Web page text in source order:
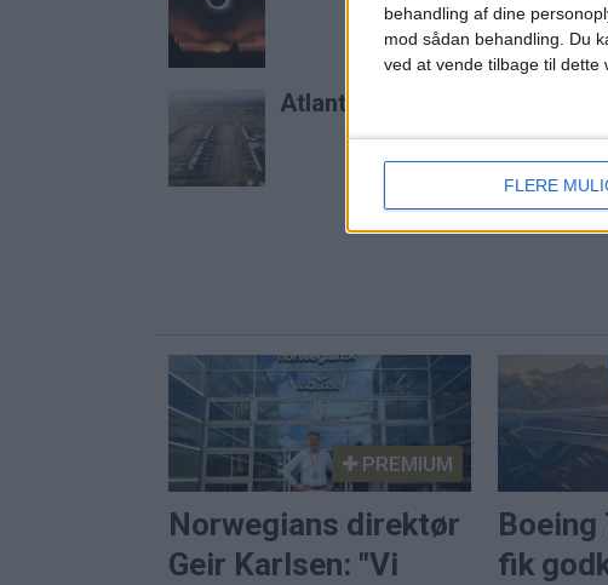
behandling af dine
mod sådan behandling.
Du
ved at vende tilbage til dette
FLERE
Atlanta er stadig verdens
PREMIUM
Norwegians direktør
Geir Karlsen: "Vi
Boeing
fik